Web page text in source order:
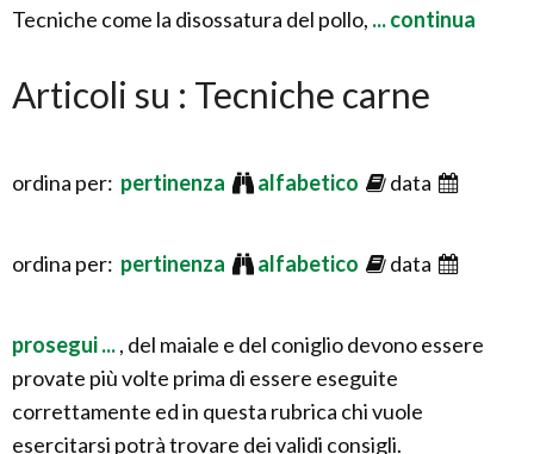
Tecniche come la disossatura del pollo, ... continua
Articoli su : Tecniche carne
ordina per: pertinenza alfabetico data
ordina per: pertinenza alfabetico data
prosegui ..., del maiale e del coniglio devono essere
provate più volte prima di essere eseguite
correttamente ed in questa rubrica chi vuole
esercitarsi potrà trovare dei validi consigli.